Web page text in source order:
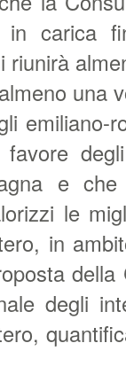
carica
riunirà
una
emiliano-
favore
e
le
in
della
degli